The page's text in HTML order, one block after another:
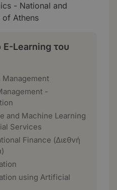
- National and
of Athens
Learning του
Management
-
and Machine Learning
Services
Finance (Διεθνή
using Artificial